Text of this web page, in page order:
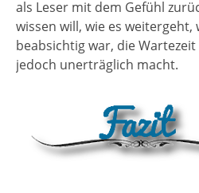
als Leser mit dem Gefühl
wissen will, wie es weitergeht,
beabsichtig war, die
jedoch unerträglich macht.